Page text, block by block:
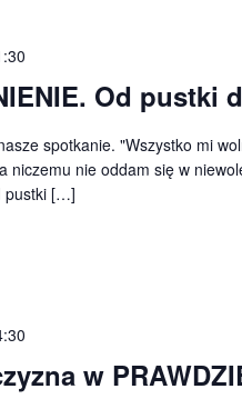
Od pustki
spotkanie. "Wszystko mi
niczemu nie oddam się w
pustki […]
w